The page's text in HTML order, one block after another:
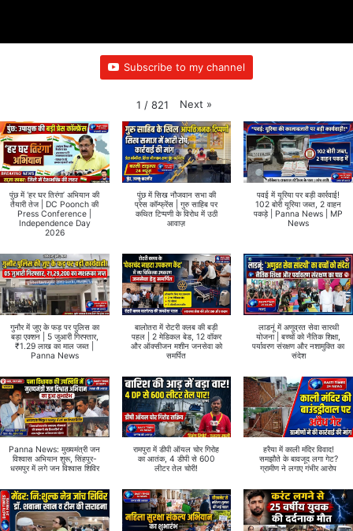
Subscribe to my channel
1 / 821 Next »
पुंछ में ‘हर घर तिरंगा’ अभियान की
तैयारी तेज | DC Poonch की
Press Conference |
Independence Day
2026
पुंछ में सिख नौजवान सभा की
प्रेस कॉन्फ्रेंस | गुरु साहिब पर
कथित टिप्पणी के विरोध में उठी
आवाज़
पवई में यूरिया पर बड़ी कार्रवाई!
102 बोरी यूरिया जब्त, 2 वाहन
पकड़े | Panna News | MP
News
गुनौर में जुए के फड़ पर पुलिस का
बड़ा एक्शन | 5 जुआरी गिरफ्तार,
₹1.29 लाख का माल जब्त |
Panna News
बालोतरा में रोटरी क्लब की बड़ी
पहल | 2 मेडिकल बेड, 12 वॉकर
और ऑक्सीजन मशीन जनसेवा को
समर्पित
लाडनूं में अणुव्रत सेवा सारथी
योजना | बच्चों को नैतिक शिक्षा,
पर्यावरण संरक्षण और नशामुक्ति का
संदेश
Panna News: मुख्यमंत्री जन
विश्वास अभियान शुरू, सिंहपुर-
धरमपुर में लगे जन विश्वास शिविर
रामपुरा में डीपी ऑयल चोर गिरोह
का आतंक, 4 डीपी से 600
लीटर तेल चोरी!
हरैया में काली मंदिर विवाद!
समझौते के बावजूद लगा गेट?
ग्रामीण ने लगाए गंभीर आरोप